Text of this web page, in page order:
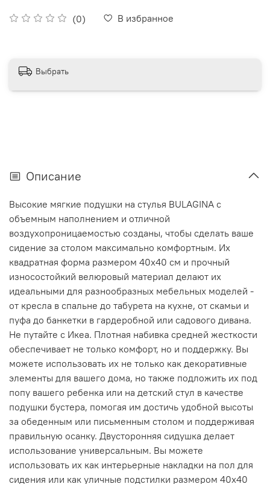
(0) В избранное
Выбрать
Описание
Высокие мягкие подушки на стулья BULAGINA с
объемным наполнением и отличной
воздухопроницаемостью созданы, чтобы сделать ваше
сидение за столом максимально комфортным. Их
квадратная форма размером 40x40 см и прочный
износостойкий велюровый материал делают их
идеальными для разнообразных мебельных моделей -
от кресла в спальне до табурета на кухне, от скамьи и
пуфа до банкетки в гардеробной или садового дивана.
Не путайте с Икеа. Плотная набивка средней жесткости
обеспечивает не только комфорт, но и поддержку. Вы
можете использовать их не только как декоративные
элементы для вашего дома, но также подложить их под
попу вашего ребенка или на детский стул в качестве
подушки бустера, помогая им достичь удобной высоты
за обеденным или письменным столом и поддерживая
правильную осанку. Двусторонняя сидушка делает
использование универсальным. Вы можете
использовать их как интерьерные накладки на пол для
сидения или как уличные подстилки размером 40x40